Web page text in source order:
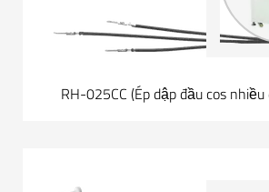
RH-025CC (Ép dập đầu cos